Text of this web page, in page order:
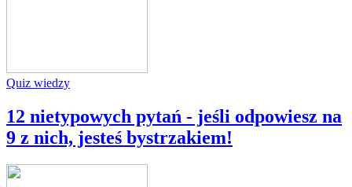
Quiz wiedzy
12 nietypowych pytań - jeśli odpowiesz na
9 z nich, jesteś bystrzakiem!